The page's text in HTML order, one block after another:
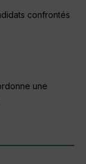
confrontés
une